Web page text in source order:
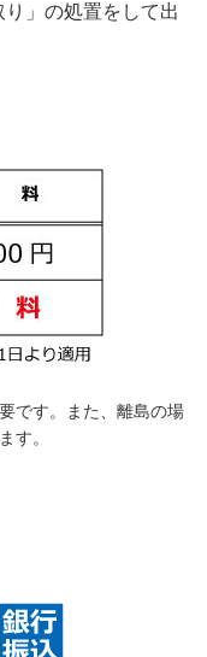
」の処置をして出
です。
また、離島の場
す。